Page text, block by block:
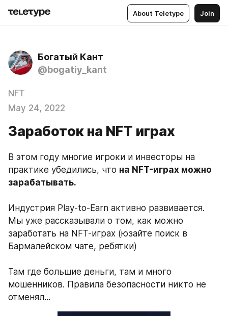
About Teletype Join
Богатый Кант
@bogatiy_kant
NFT
May 24, 2022
Заработок на NFT играх
В этом году многие игроки и инвесторы на
практике убедились, что на NFT-играх можно
зарабатывать.
Индустрия Play-to-Earn активно развивается.
Мы уже рассказывали о том, как можно
заработать на NFT-играх (юзайте поиск в
Бармалейском чате, ребятки)
Там где большие деньги, там и много
мошенников. Правила безопасности никто не
отменял...